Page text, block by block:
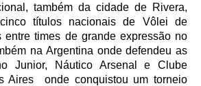
também da cidade de Rivera,
títulos nacionais de Vôlei de
entre times de grande expressão no
na Argentina onde defendeu as
Junior, Náutico Arsenal e Clube
Aires
onde conquistou um torneio